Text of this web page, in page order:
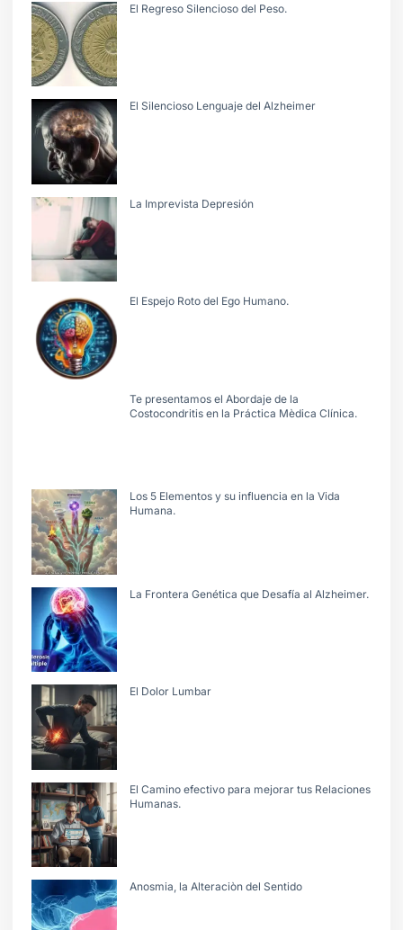
El Regreso Silencioso del Peso.
El Silencioso Lenguaje del Alzheimer
La Imprevista Depresión
El Espejo Roto del Ego Humano.
Te presentamos el Abordaje de la
Costocondritis en la Práctica Mèdica Clínica.
Los 5 Elementos y su influencia en la Vida
Humana.
La Frontera Genética que Desafía al Alzheimer.
El Dolor Lumbar
El Camino efectivo para mejorar tus Relaciones
Humanas.
Anosmia, la Alteraciòn del Sentido